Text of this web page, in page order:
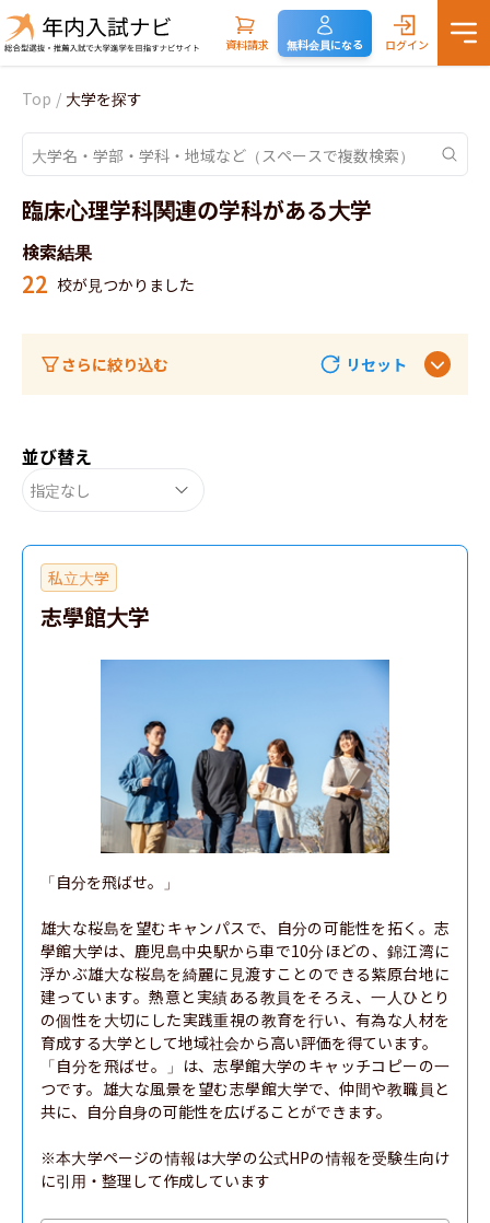
資料請求 無料会員になる ログイン
Top / 大学を探す
臨床心理学科関連の学科がある大学
検索結果
22 校が見つかりました
さらに絞り込む リセット
並び替え
指定なし
私立大学
志學館大学
「自分を飛ばせ。」
雄大な桜島を望むキャンパスで、自分の可能性を拓く。志
學館大学は、鹿児島中央駅から車で10分ほどの、錦江湾に
浮かぶ雄大な桜島を綺麗に見渡すことのできる紫原台地に
建っています。熱意と実績ある教員をそろえ、一人ひとり
の個性を大切にした実践重視の教育を行い、有為な人材を
育成する大学として地域社会から高い評価を得ています。
「自分を飛ばせ。」は、志學館大学のキャッチコピーの一
つです。雄大な風景を望む志學館大学で、仲間や教職員と
共に、自分自身の可能性を広げることができます。
※本大学ページの情報は大学の公式HPの情報を受験生向け
に引用・整理して作成しています